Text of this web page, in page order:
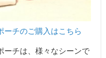
ーチのご購入はこちら
ーチは、様々なシーンで